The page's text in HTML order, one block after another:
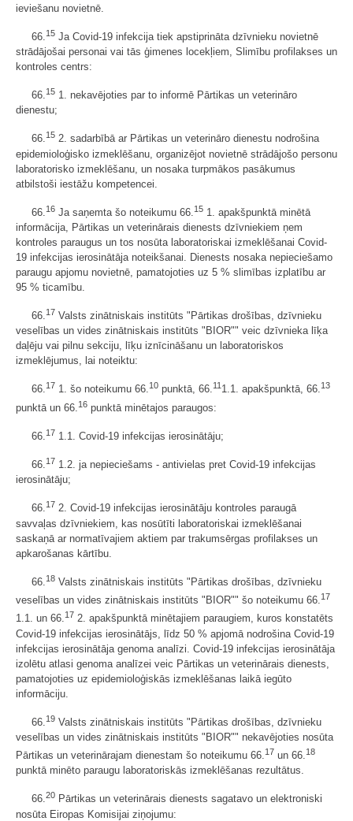
ieviešanu novietnē.
66. 15 Ja Covid-19 infekcija tiek apstiprināta dzīvnieku novietnē
strādājošai personai vai tās ģimenes locekļiem, Slimību profilakses un
kontroles centrs:
66.15 1. nekavējoties par to informē Pārtikas un veterināro
dienestu;
66.15 2. sadarbībā ar Pārtikas un veterināro dienestu nodrošina
epidemioloģisko izmeklēšanu, organizējot novietnē strādājošo personu
laboratorisko izmeklēšanu, un nosaka turpmākos pasākumus
atbilstoši iestāžu kompetencei.
66. 16 Ja saņemta šo noteikumu 66. 15 1. apakšpunktā minētā
informācija, Pārtikas un veterinārais dienests dzīvniekiem ņem
kontroles paraugus un tos nosūta laboratoriskai izmeklēšanai Covid-
19 infekcijas ierosinātāja noteikšanai. Dienests nosaka nepieciešamo
paraugu apjomu novietnē, pamatojoties uz 5 % slimības izplatību ar
95 % ticamību.
66.17 Valsts zinātniskais institūts "Pārtikas drošības, dzīvnieku
veselības un vides zinātniskais institūts "BIOR"" veic dzīvnieka līķa
daļēju vai pilnu sekciju, līķu iznīcināšanu un laboratoriskos
izmeklējumus, lai noteiktu:
66.17 1. šo noteikumu 66.10 punktā, 66.11 1.1. apakšpunktā, 66.13
punktā un 66. 16 punktā minētajos paraugos:
66.17 1.1. Covid-19 infekcijas ierosinātāju;
66.17 1.2. ja nepieciešams - antivielas pret Covid-19 infekcijas
ierosinātāju;
66.17 2. Covid-19 infekcijas ierosinātāju kontroles paraugā
savvaļas dzīvniekiem, kas nosūtīti laboratoriskai izmeklēšanai
saskaņā ar normatīvajiem aktiem par trakumsērgas profilakses un
apkarošanas kārtību.
66.18 Valsts zinātniskais institūts "Pārtikas drošības, dzīvnieku
veselības un vides zinātniskais institūts "BIOR"" šo noteikumu 66.17
1.1. un 66.17 2. apakšpunktā minētajiem paraugiem, kuros konstatēts
Covid-19 infekcijas ierosinātājs, līdz 50 % apjomā nodrošina Covid-19
infekcijas ierosinātāja genoma analīzi. Covid-19 infekcijas ierosinātāja
izolētu atlasi genoma analīzei veic Pārtikas un veterinārais dienests,
pamatojoties uz epidemioloģiskās izmeklēšanas laikā iegūto
informāciju.
66.19 Valsts zinātniskais institūts "Pārtikas drošības, dzīvnieku
veselības un vides zinātniskais institūts "BIOR"" nekavējoties nosūta
Pārtikas un veterinārajam dienestam šo noteikumu 66.17 un 66.18
punktā minēto paraugu laboratoriskās izmeklēšanas rezultātus.
66.20 Pārtikas un veterinārais dienests sagatavo un elektroniski
nosūta Eiropas Komisijai ziņojumu: